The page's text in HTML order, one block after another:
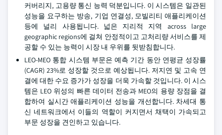
커버리지, 고용량 통신 능력 덕분입니다. 이 시스템은 일관된
성능을 요구하는 방송, 기업 연결성, 모빌리티 애플리케이션
등에 널리 사용됩니다. 넓은 지리적 지역 across large
geographic regions에 걸쳐 안정적이고 고처리량 서비스를 제
공할 수 있는 능력이 시장 내 우위를 뒷받침합니다.
LEO-MEO 통합 시스템 부문은 예측 기간 동안 연평균 성장률
(CAGR) 23%로 성장할 것으로 예상됩니다. 저지연 및 고속 연
결에 대한 수요 증가가 성장을 더욱 가속할 것입니다. 이 시스
템은 LEO 위성의 빠른 데이터 전송과 MEO의 용량 장점을 결
합하여 실시간 애플리케이션 성능을 개선합니다. 차세대 통
신 네트워크에서 이들의 역할이 커지면서 채택이 가속되고
부문 성장을 견인하고 있습니다.